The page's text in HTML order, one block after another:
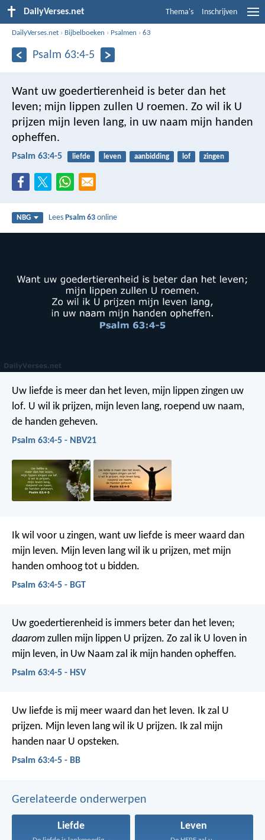
DailyVerses.net Thema's Inschrijven
DailyVerses.net › Bijbelboeken › Psalmen ›63
Psalm 63:4-5
Want uw goedertierenheid is beter dan het
leven; mijn lippen zullen U roemen. Zo wil ik U
prijzen mijn leven lang, in uw naam mijn handen
opheffen.
Psalm 63:4-5 liefde leven aanbidding lof zingen
NBG LeesPsalm 63 online
Uw liefde is meer dan het leven, mijn lippen zingen uw
lof. U wil ik prijzen, mijn leven lang, roepend uw naam,
de handen geheven.
Psalm 63:4-5 - NBV21
Ik wil voor u zingen, want uw liefde is meer waard dan
mijn leven. Mijn leven lang wil ik u prijzen, met mijn
handen omhoog tot u bidden.
Psalm 63:4-5 - BGT
Uw goedertierenheid is immers beter dan het leven;
daarom zullen mijn lippen U prijzen. Zo zal ik U loven in
mijn leven, in Uw Naam zal ik mijn handen opheffen.
Psalm 63:4-5 - HSV
Uw liefde is mij meer waard dan het leven. Ik zal U
prijzen. Mijn leven lang wil ik U prijzen. Ik zal mijn
handen naar U opsteken.
Psalm 63:4-5 - BB
Gerelateerde onderwerpen
Liefde Leven